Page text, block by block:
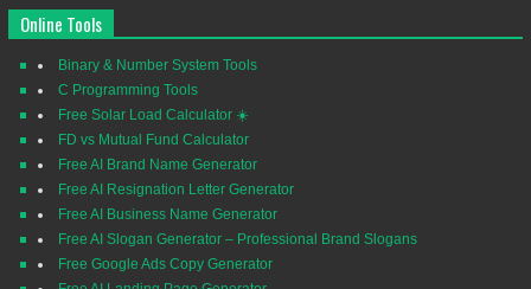
Online Tools
Binary & Number System Tools
C Programming Tools
Free Solar Load Calculator ☀️
FD vs Mutual Fund Calculator
Free AI Brand Name Generator
Free AI Resignation Letter Generator
Free AI Business Name Generator
Free AI Slogan Generator – Professional Brand Slogans
Free Google Ads Copy Generator